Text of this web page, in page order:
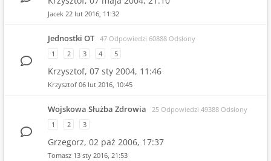
Jacek 22 lut 2016, 11:32
Jednostki OT 47 Odpowiedzi 60888 Odsłony
1
2 3 4 5
Krzysztof, 07 sty 2004, 11:46
Krzysztof 06 lut 2016, 10:45
Wojskowa Służba Zdrowia
25 Odpowiedzi 49388 Odsłony
1
2 3
Grzegorz, 02 paź 2006, 17:37
Tomasz 13 sty 2016, 21:53